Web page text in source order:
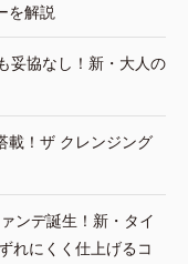
を解説
妥協なし！新・大人の
載！ザ クレンジング
ンデ誕生！新・タイ
れにくく仕上げるコ